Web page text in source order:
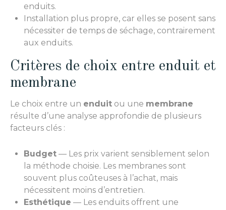
enduits.
Installation plus propre, car elles se posent sans
nécessiter de temps de séchage, contrairement
aux enduits.
Critères de choix entre enduit et
membrane
Le choix entre un enduit ou une membrane
résulte d’une analyse approfondie de plusieurs
facteurs clés :
Budget — Les prix varient sensiblement selon
la méthode choisie. Les membranes sont
souvent plus coûteuses à l’achat, mais
nécessitent moins d’entretien.
Esthétique — Les enduits offrent une